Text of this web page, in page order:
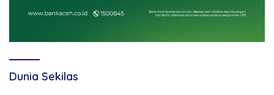
Dunia Sekilas